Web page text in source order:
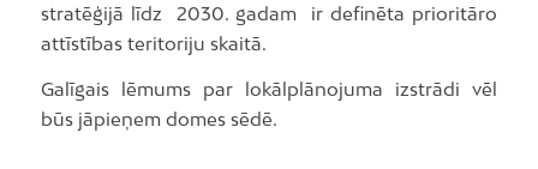
stratēģijā līdz 2030. gadam ir definēta prioritāro
attīstības teritoriju skaitā.
Galīgais lēmums par lokālplānojuma izstrādi vēl
būs jāpieņem domes sēdē.